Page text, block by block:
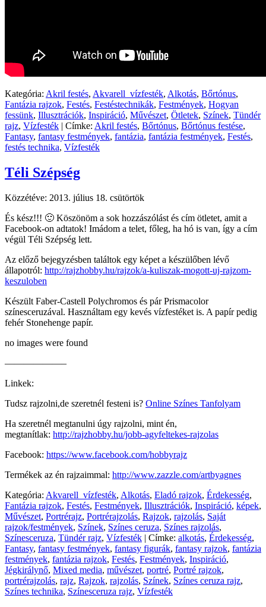
Kategória: Akril festés, Akvarell_vízfesték, Alkotás, Bőrtónus,
Fantázia rajzok, Festés, Festéstechnikák, Festmények, Hogyan
fessünk, Illusztrációk, Inspiráció, Művészet, Ötletek, Színek, Tündér
rajz, Vízfesték | Címke: Akril festés, Bőrtónus, Bőrtónus festése,
Fantasy, fantasy festmények, fantázia, fantázia festmények, Festés,
festés technika, Vízfesték
Téli Szépség
Közzétéve: 2013. július 18. csütörtök
És kész!!! 🙂 Köszönöm a sok hozzászólást és cím ötletet, amit a
Facebook-on adtatok! Imádom a telet, főleg, ha hó is van, így a cím
végül Téli Szépség lett.
Az előző bejegyzésben találtok egy képet a készülőben lévő
állapotról: http://rajzhobby.hu/rajzok/a-kuliszak-mogott-uj-rajzom-
keszuloben
Készült Faber-Castell Polychromos és pár Prismacolor
színesceruzával. Használtam egy kevés vízfestéket is. A papír pedig
fehér Stonehenge papír.
no images were found
——————–
Linkek:
Tudsz rajzolni,de szeretnél festeni is? Online Színes Tanfolyam
Ha szeretnél megtanulni úgy rajzolni, mint én,
megtanítlak: http://rajzhobby.hu/jobb-agyfeltekes-rajzolas
Facebook: https://www.facebook.com/hobbyrajz
Termékek az én rajzaimmal: http://www.zazzle.com/artbyagnes
Kategória: Akvarell_vízfesték, Alkotás, Eladó rajzok, Érdekesség,
Fantázia rajzok, Festés, Festmények, Illusztrációk, Inspiráció, képek,
Művészet, Portrérajz, Portrérajzolás, Rajzok, rajzolás, Saját
rajzok/festmények, Színek, Színes ceruza, Színes rajzolás,
Színesceruza, Tündér rajz, Vízfesték | Címke: alkotás, Érdekesség,
Fantasy, fantasy festmények, fantasy figurák, fantasy rajzok, fantázia
festmények, fantázia rajzok, Festés, Festmények, Inspiráció,
Jégkirálynő, Mixed media, művészet, portré, Portré rajzok,
portrérajzolás, rajz, Rajzok, rajzolás, Színek, Színes ceruza rajz,
Színes technika, Színesceruza rajz, Vízfesték